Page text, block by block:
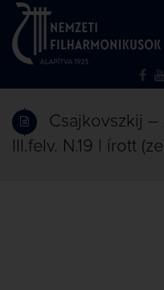
Csajkovszkij
III.felv. N.19 | írott